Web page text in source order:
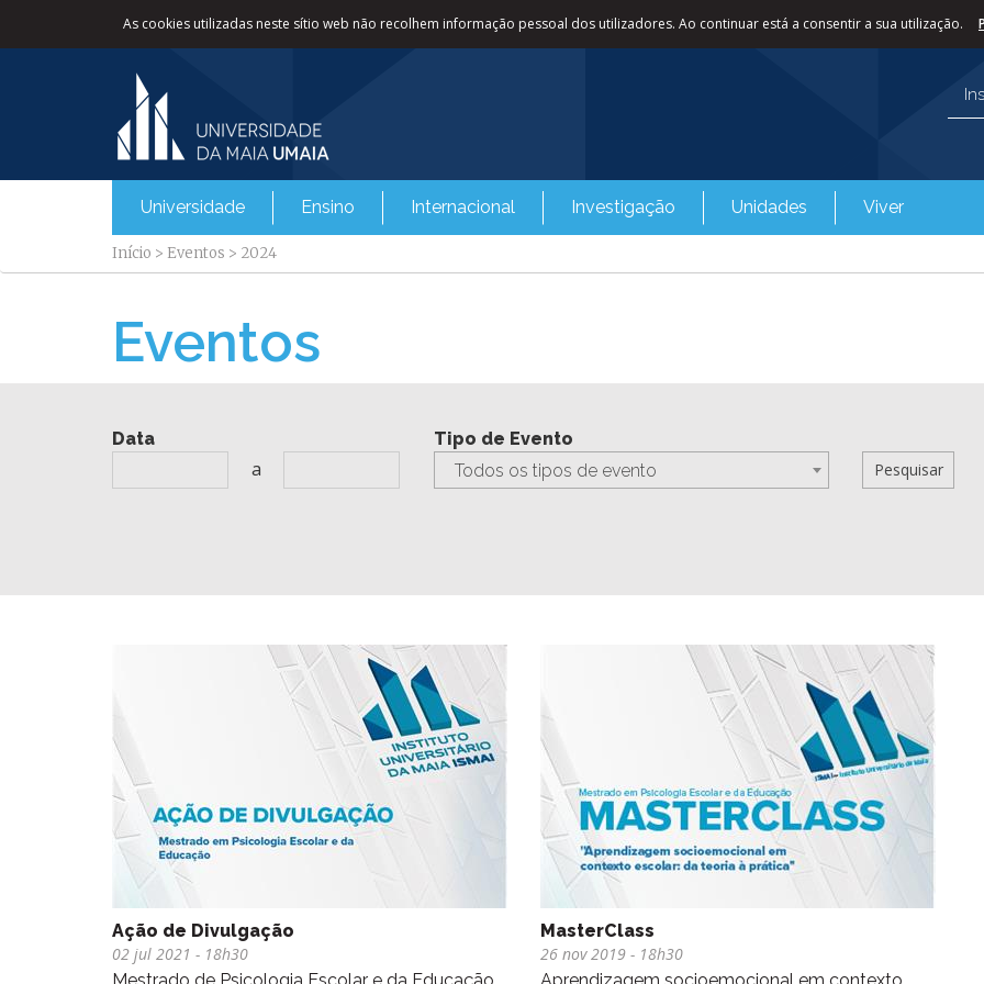
As cookies utilizadas neste sítio web não recolhem informação pessoal dos utilizadores. Ao continuar está a consentir a sua utilização.
Universidade Ensino Internacional Investigação Unidades Viver
Início > Eventos > 2024
Eventos
Data
a
Tipo de Evento
Todos os tipos de evento
Ação de Divulgação
02 jul 2021 - 18h30
MasterClass
26 nov 2019 - 18h30